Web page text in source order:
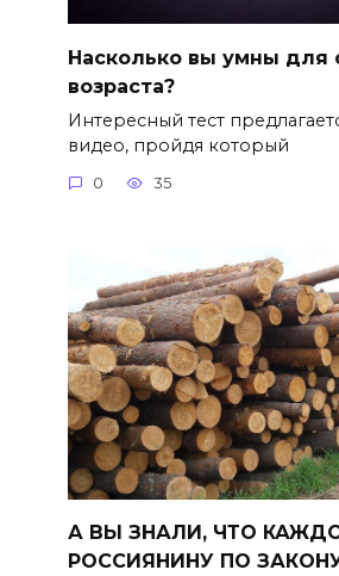
Насколько вы умны для
возраста?
Интересный тест
видео, пройдя который
0 35
А ВЫ ЗНАЛИ, ЧТО
РОССИЯНИНУ ПО